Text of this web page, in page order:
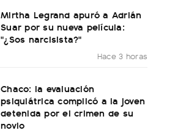
Mirtha Legrand apuró a Adrián
Suar por su nueva película:
"¿Sos narcisista?"
Hace 3 horas
Chaco: la evaluación
psiquiátrica complicó a la joven
detenida por el crimen de su
novio